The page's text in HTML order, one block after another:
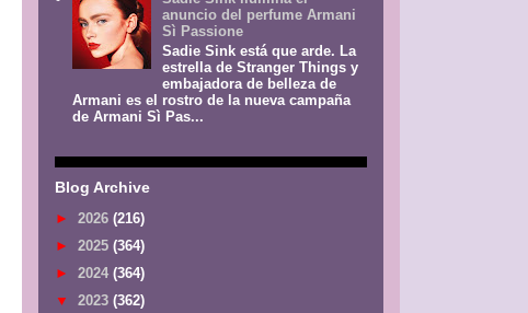
anuncio del perfume Armani
Sì Passione
Sadie Sink está que arde. La
estrella de Stranger Things y
embajadora de belleza de
Armani es el rostro de la nueva campaña
de Armani Sì Pas...
Blog Archive
► 2026 (216)
► 2025 (364)
► 2024 (364)
▼ 2023 (362)